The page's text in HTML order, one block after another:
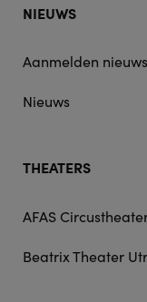
NIEUWS
Aanmelden
Nieuws
THEATERS
AFAS
Beatrix Theater